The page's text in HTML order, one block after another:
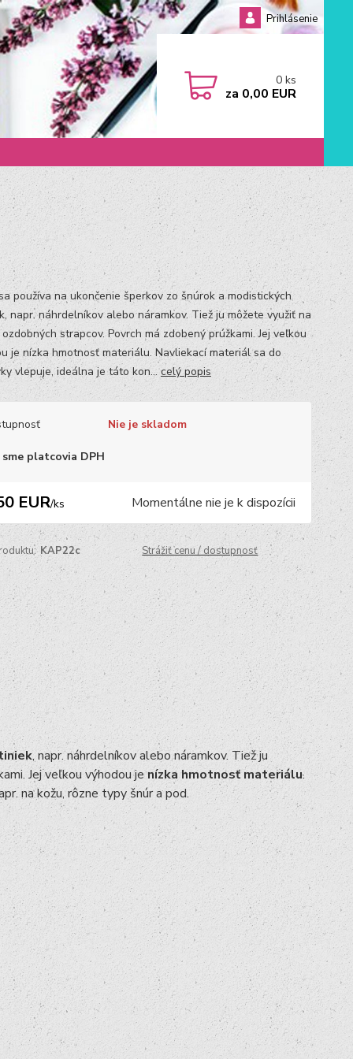
Prihlásenie
0ks
za 0,00 EUR
používa na ukončenie šperkov zo šnúrok a modistických
napr. náhrdelníkov alebo náramkov. Tiež ju môžete využiť na
strapcov. Povrch má zdobený prúžkami. Jej veľkou
je nízka hmotnosť materiálu. Navliekací materiál sa do
vlepuje, ideálna je táto kon...celý popis
Nie je skladom
sme platcovia DPH
EUR/ks Momentálne nie je k dispozícii
KAP22c Strážiť cenu / dostupnosť
, napr. náhrdelníkov alebo náramkov. Tiež ju
Jej veľkou výhodou jenízka hmotnosť materiálu.
na kožu, rôzne typy šnúr a pod.